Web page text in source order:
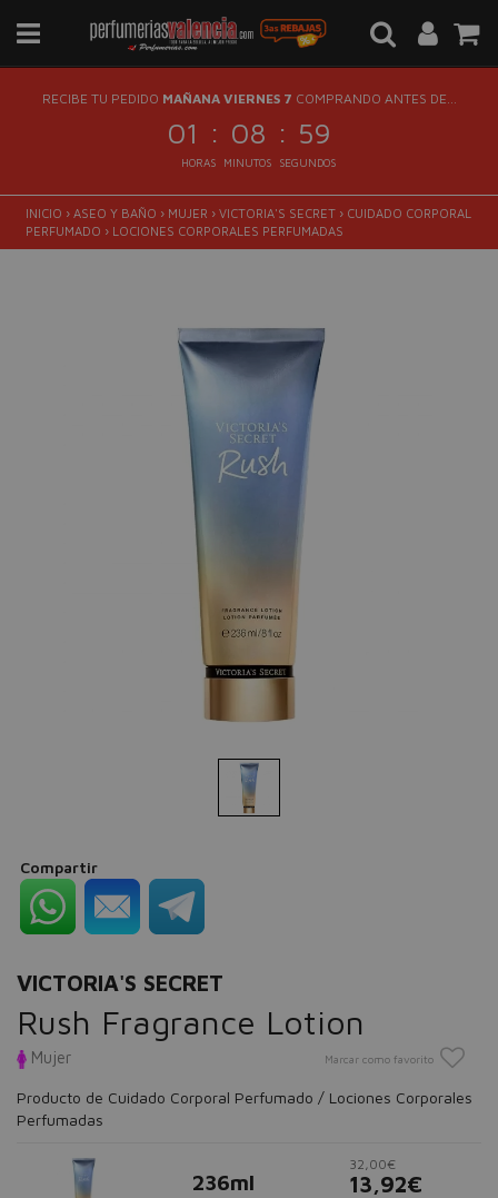
RECIBE TU PEDIDO MAÑANA VIERNES 7 COMPRANDO ANTES DE...
01 : 08 : 58
HORAS MINUTOS SEGUNDOS
INICIO › ASEO Y BAÑO › MUJER › VICTORIA'S SECRET › CUIDADO CORPORAL
PERFUMADO › LOCIONES CORPORALES PERFUMADAS
Compartir
VICTORIA'S SECRET
Rush Fragrance Lotion
Mujer Marcar como favorito
Producto de Cuidado Corporal Perfumado / Lociones Corporales
Perfumadas
236ml
32,00€
13,92€